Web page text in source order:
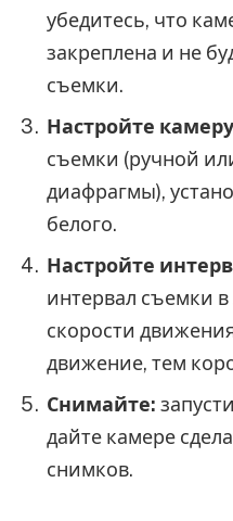
убедитесь, что
закреплена и не
съемки.
Настройте
съемки (ручной
диафрагмы),
белого.
Настройте
интервал съемки
скорости
движение, тем
Снимайте:
дайте камере
снимков.